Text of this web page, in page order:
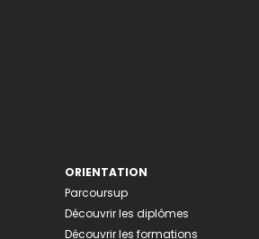
ORIENTATION
Parcoursup
Découvrir les diplômes
Découvrir les formations